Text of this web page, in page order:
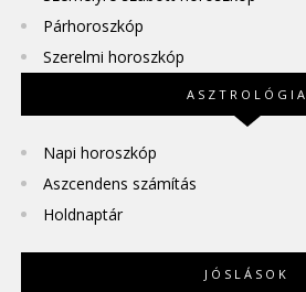
Párhoroszkóp
Szerelmi horoszkóp
ASZTROLÓGIA
Napi horoszkóp
Aszcendens számítás
Holdnaptár
JÓSLÁSOK